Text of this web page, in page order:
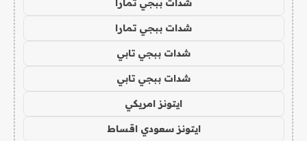
شدات ببجي تمارا
شدات ببجي تابي
شدات ببجي تابي
ايتونز امريكي
ايتونز سعودي اقساط